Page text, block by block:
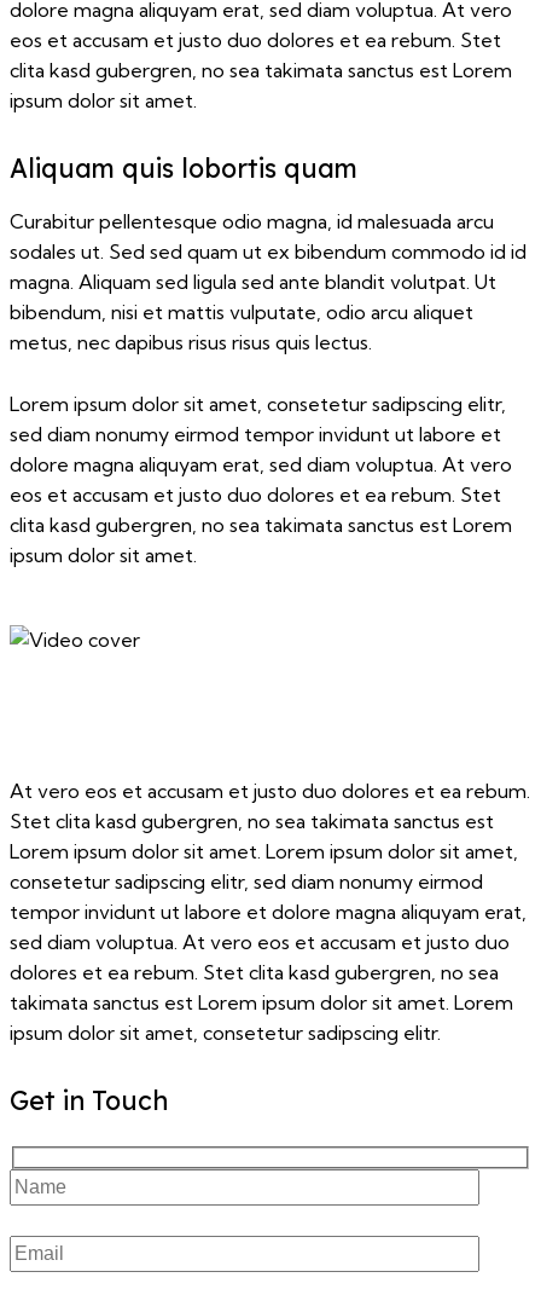
dolore magna aliquyam erat, sed diam voluptua. At vero
eos et accusam et justo duo dolores et ea rebum. Stet
clita kasd gubergren, no sea takimata sanctus est Lorem
ipsum dolor sit amet.
Aliquam quis lobortis quam
Curabitur pellentesque odio magna, id malesuada arcu
sodales ut. Sed sed quam ut ex bibendum commodo id id
magna. Aliquam sed ligula sed ante blandit volutpat. Ut
bibendum, nisi et mattis vulputate, odio arcu aliquet
metus, nec dapibus risus risus quis lectus.
Lorem ipsum dolor sit amet, consetetur sadipscing elitr,
sed diam nonumy eirmod tempor invidunt ut labore et
dolore magna aliquyam erat, sed diam voluptua. At vero
eos et accusam et justo duo dolores et ea rebum. Stet
clita kasd gubergren, no sea takimata sanctus est Lorem
ipsum dolor sit amet.
At vero eos et accusam et justo duo dolores et ea rebum.
Stet clita kasd gubergren, no sea takimata sanctus est
Lorem ipsum dolor sit amet. Lorem ipsum dolor sit amet,
consetetur sadipscing elitr, sed diam nonumy eirmod
tempor invidunt ut labore et dolore magna aliquyam erat,
sed diam voluptua. At vero eos et accusam et justo duo
dolores et ea rebum. Stet clita kasd gubergren, no sea
takimata sanctus est Lorem ipsum dolor sit amet. Lorem
ipsum dolor sit amet, consetetur sadipscing elitr.
Get in Touch